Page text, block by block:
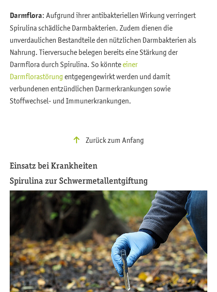
Darmflora: Aufgrund ihrer antibakteriellen Wirkung verringert
Spirulina schädliche Darmbakterien. Zudem dienen die
unverdaulichen Bestandteile den nützlichen Darmbakterien als
Nahrung. Tierversuche belegen bereits eine Stärkung der
Darmflora durch Spirulina. So könnteeiner
Darmflorastörung entgegengewirkt werden und damit
verbundenen entzündlichen Darmerkrankungen sowie
Stoffwechsel- und Immunerkrankungen.
Zurück zum Anfang
Einsatz bei Krankheiten
Spirulina zur Schwermetallentgiftung